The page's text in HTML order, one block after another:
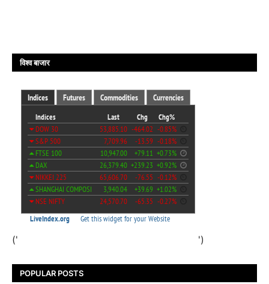
विश्व बाजार
(' ')
POPULAR POSTS